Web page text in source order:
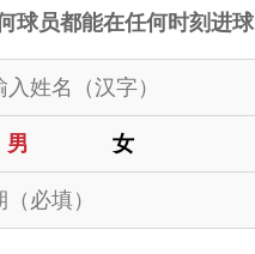
球员都能在任何时刻进球
男 女